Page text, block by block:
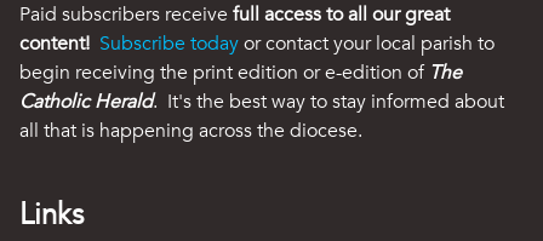
Paid subscribers receive full access to all our great
content! Subscribe todayor contact your local parish to
begin receiving the print edition or e-edition of The
Catholic Herald. It's the best way to stay informed about
all that is happening across the diocese.
Links